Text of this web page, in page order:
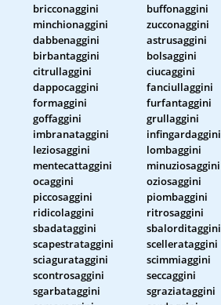
bricconaggini
buffonaggini
minchionaggini
zucconaggini
dabbenaggini
astrusaggini
birbantaggini
bolsaggini
citrullaggini
ciucaggini
dappocaggini
fanciullaggini
formaggini
furfantaggini
goffaggini
grullaggini
imbranataggini
infingardaggini
leziosaggini
lombaggini
mentecattaggini
minuziosaggini
ocaggini
oziosaggini
piccosaggini
piombaggini
ridicolaggini
ritrosaggini
sbadataggini
sbalorditaggini
scapestrataggini
scellerataggini
sciagurataggini
scimmiaggini
scontrosaggini
seccaggini
sgarbataggini
sgraziataggini